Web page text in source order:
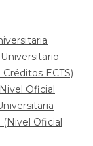
ECTS)
Oficial
Oficial